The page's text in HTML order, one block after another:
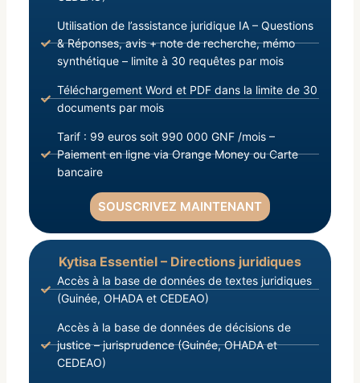
Utilisation de l’assistance juridique IA – Questions
& Réponses, avis + note de recherche, mémo
synthétique – limite à 30 requêtes par mois
Téléchargement Word et PDF dans la limite de 30
documents par mois
Tarif : 99 euros soit 990 000 GNF /mois –
Paiement en ligne via Orange Money ou Carte
bancaire
SOUSCRIVEZ MAINTENANT
Kytisa Essentiel – Directions juridiques
Accès à la base de données de textes juridiques
(Guinée, OHADA et CEDEAO)
Accès à la base de données de décisions de
justice – jurisprudence (Guinée, OHADA et
CEDEAO)